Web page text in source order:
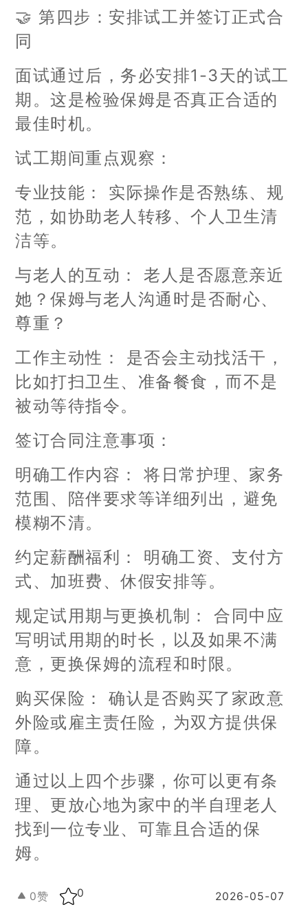
🤝 第四步：安排试工并签订正式合
同
面试通过后，务必安排1-3天的试工
期。这是检验保姆是否真正合适的
最佳时机。
试工期间重点观察：
专业技能： 实际操作是否熟练、规
范，如协助老人转移、个人卫生清
洁等。
与老人的互动： 老人是否愿意亲近
她？保姆与老人沟通时是否耐心、
尊重？
工作主动性： 是否会主动找活干，
比如打扫卫生、准备餐食，而不是
被动等待指令。
签订合同注意事项：
明确工作内容： 将日常护理、家务
范围、陪伴要求等详细列出，避免
模糊不清。
约定薪酬福利： 明确工资、支付方
式、加班费、休假安排等。
规定试用期与更换机制： 合同中应
写明试用期的时长，以及如果不满
意，更换保姆的流程和时限。
购买保险： 确认是否购买了家政意
外险或雇主责任险，为双方提供保
障。
通过以上四个步骤，你可以更有条
理、更放心地为家中的半自理老人
找到一位专业、可靠且合适的保
姆。
0赞 0 2026-05-07